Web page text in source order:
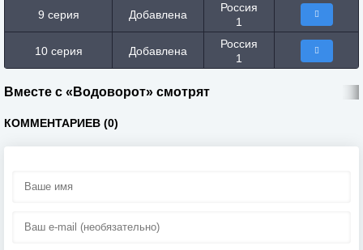
9 серия Добавлена
Россия
1
10 серия Добавлена
Россия
1
Вместе с «Водоворот» смотрят
КОММЕНТАРИЕВ (0)